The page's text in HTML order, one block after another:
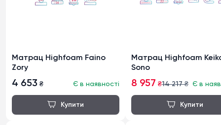
Матрац Highfoam Faino
Zory
4 653 ₴ Є в наявності
Матрац Highfoam
Sono
8 957 ₴14 217₴ Є в